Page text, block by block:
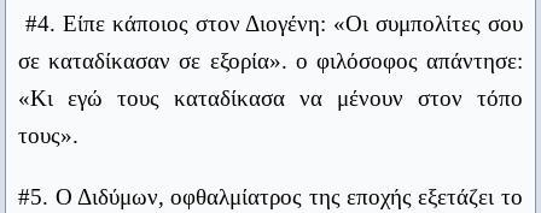
Βιργίλιος
Ο άνδρας δημιουργεί την ζωή του, η γυναίκα δικαιολογεί την
δική της.
εαυτός του. Δώσ' του μια μάσκα και θα σου πει την αλήθεια.
κόσμος. Ο Διογένης αποκρίθηκε: «Κόσμος υπήρχε
πολύς, άνθρωποι όμως λίγοι».
#10. Παρακινούσαν τον Φίλιππο τον Μακεδόνα να
εξορίσει κάποιον που τον κακολογούσε. Ο
Φίλιππος απάντησε: «Δεν είστε καλά!! Θέλετε να
#4. Είπε κάποιος στον Διογένη: «Οι συμπολίτες σου
σε καταδίκασαν σε εξορία». ο φιλόσοφος απάντησε:
«Κι εγώ τους καταδίκασα να μένουν στον τόπο
τους».
#5. Ο Διδύμων, οφθαλμίατρος της εποχής εξετάζει το